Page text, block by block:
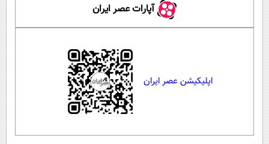
آپارات عصر ایران
اپلیکیشن عصر ایران